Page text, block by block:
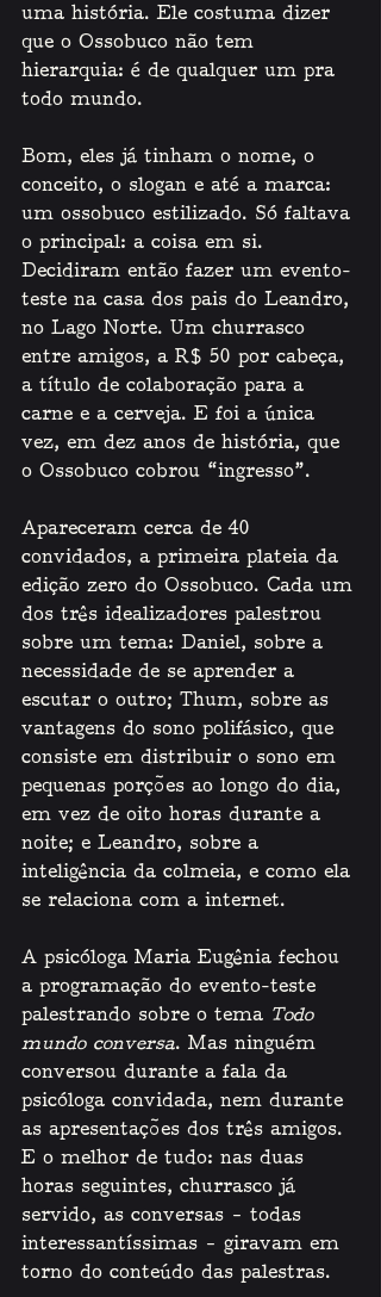
uma história. Ele costuma dizer
que o Ossobuco não tem
hierarquia: é de qualquer um pra
todo mundo.
Bom, eles já tinham o nome, o
conceito, o slogan e até a marca:
um ossobuco estilizado. Só faltava
o principal: a coisa em si.
Decidiram então fazer um evento-
teste na casa dos pais do Leandro,
no Lago Norte. Um churrasco
entre amigos, a R$ 50 por cabeça,
a título de colaboração para a
carne e a cerveja. E foi a única
vez, em dez anos de história, que
o Ossobuco cobrou “ingresso”.
Apareceram cerca de 40
convidados, a primeira plateia da
edição zero do Ossobuco. Cada um
dos três idealizadores palestrou
sobre um tema: Daniel, sobre a
necessidade de se aprender a
escutar o outro; Thum, sobre as
vantagens do sono polifásico, que
consiste em distribuir o sono em
pequenas porções ao longo do dia,
em vez de oito horas durante a
noite; e Leandro, sobre a
inteligência da colmeia, e como ela
se relaciona com a internet.
A psicóloga Maria Eugênia fechou
a programação do evento-teste
palestrando sobre o tema Todo
mundo conversa. Mas ninguém
conversou durante a fala da
psicóloga convidada, nem durante
as apresentações dos três amigos.
E o melhor de tudo: nas duas
horas seguintes, churrasco já
servido, as conversas – todas
interessantíssimas – giravam em
torno do conteúdo das palestras.